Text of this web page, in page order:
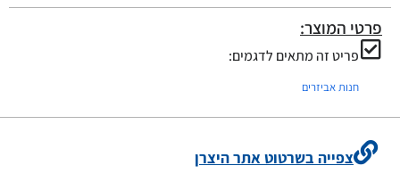
פרטי המוצר:
פריט זה מתאים לדגמים:
חנות אביזרים
צפייה בשרטוט אתר היצרן